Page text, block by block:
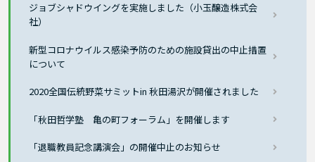
ジョブシャドウイングを実施しました（小玉醸造株式会
社）
新型コロナウイルス感染予防のための施設貸出の中止措置
について
2020全国伝統野菜サミットin 秋田湯沢が開催されました
「秋田哲学塾 亀の町フォーラム」を開催します
「退職教員記念講演会」の開催中止のお知らせ